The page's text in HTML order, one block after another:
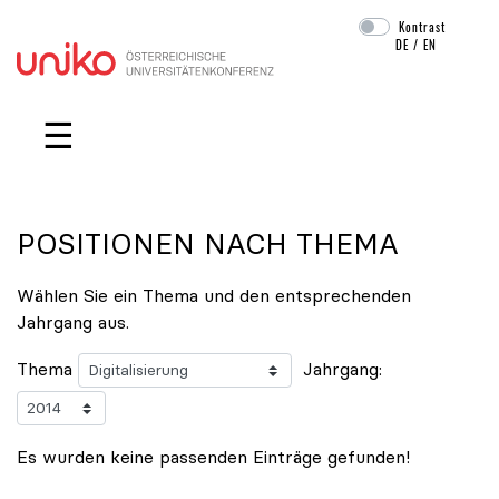
Navigation überspringen
Kontrast
DE /EN
☰
POSITIONEN NACH THEMA
Wählen Sie ein Thema und den entsprechenden
Jahrgang aus.
Thema Jahrgang:
Es wurden keine passenden Einträge gefunden!